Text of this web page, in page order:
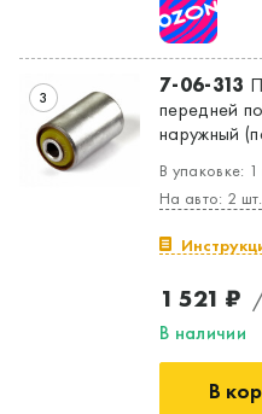
3 7-06-313
передней
наружный
В упаковке: 1
На авто: 2 шт.
1 521 ₽
В наличии
В